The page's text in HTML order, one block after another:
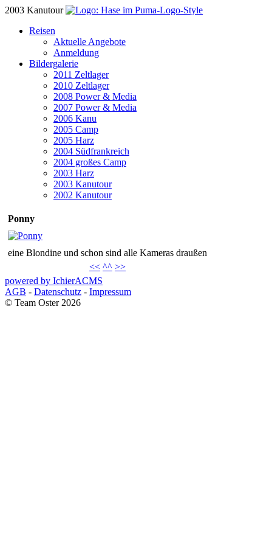
2003 Kanutour
Reisen
Aktuelle Angebote
Anmeldung
Bildergalerie
2011 Zeltlager
2010 Zeltlager
2008 Power & Media
2007 Power & Media
2006 Kanu
2005 Camp
2005 Harz
2004 Südfrankreich
2004 großes Camp
2003 Harz
2003 Kanutour
2002 Kanutour
Ponny
eine Blondine und schon sind alle Kameras draußen
<< ^^ >>
powered by IchierACMS
AGB - Datenschutz - Impressum
© Team Oster 2026